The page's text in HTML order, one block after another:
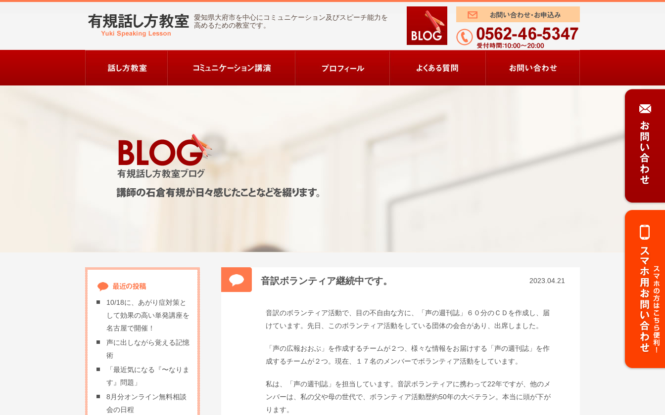
愛知県大府市を中心にコミュニケーション及びスピーチ能力を
高めるための教室です。
音訳ボランティア継続中です。 2023.04.21
音訳のボランティア活動で、目の不自由な方に、「声の週刊誌」６０分のＣＤを作成し、届
けています。先日、このボランティア活動をしている団体の会合があり、出席しました。
「声の広報おおぶ」を作成するチームが２つ、様々な情報をお届けする「声の週刊誌」を作
成するチームが２つ。現在、１７名のメンバーでボランティア活動をしています。
私は、「声の週刊誌」を担当しています。音訳ボランティアに携わって22年ですが、他のメ
ンバーは、私の父や母の世代で、ボランティア活動歴約50年の大ベテラン。本当に頭が下が
ります。
10/18に、あがり症対策と
して効果の高い単発講座を
名古屋で開催！
声に出しながら覚える記憶
術
「最近気になる『〜なりま
す』問題」
8月分オンライン無料相談
会の日程